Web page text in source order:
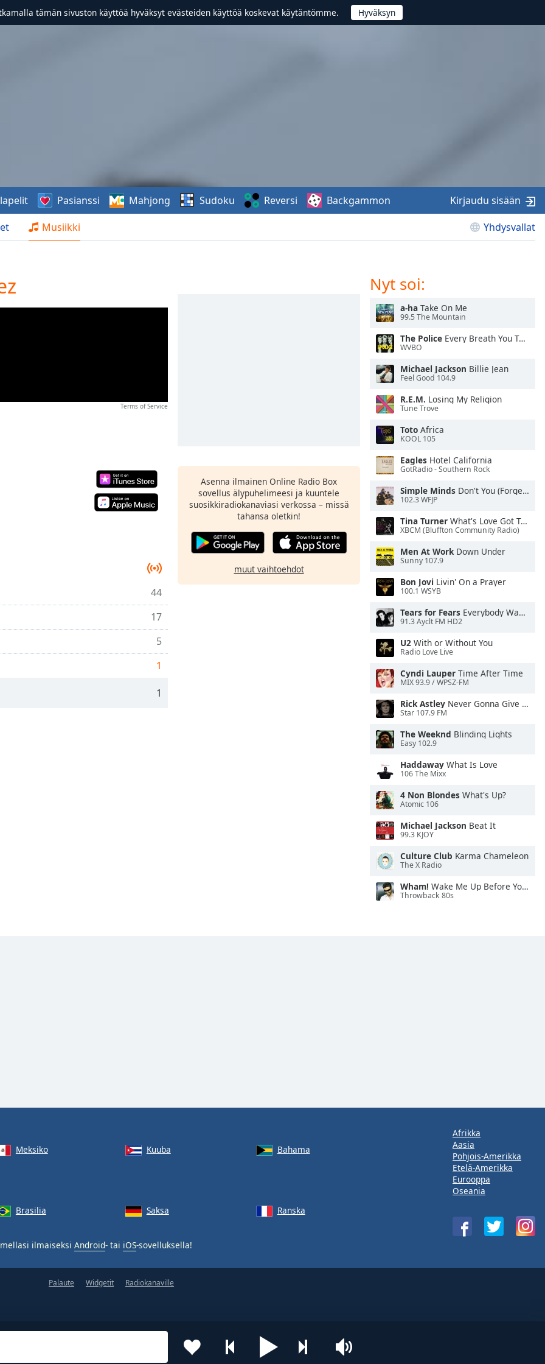
tämän sivuston käyttöä hyväksyt evästeiden käyttöä koskevat käytäntömme.
Musiikki Yhdysvallat
Pasianssi Mahjong Sudoku Reversi Backgammon Kirjaudu sisään
Terms of Service
44
17
5
1
1
Asenna ilmainen Online Radio Box
sovellus älypuhelimeesi ja kuuntele
suosikkiradiokanaviasi verkossa – missä
tahansa oletkin!
muut vaihtoehdot
Nyt soi:
a-ha Take On Me
99.5 The Mountain
The Police Every Breath You Take
WVBO
Michael Jackson Billie Jean
Feel Good 104.9
R.E.M. Losing My Religion
Tune Trove
Toto Africa
KOOL 105
Eagles Hotel California
GotRadio - Southern Rock
Simple Minds Don't You (Forget About Me)
102.3 WFJP
Tina Turner What's Love Got To Do With It
XBCM (Bluffton Community Radio)
Men At WorkDown Under
Sunny 107.9
Bon Jovi Livin' On a Prayer
100.1 WSYB
Tears for Fears Everybody Wants To Rule the World
91.3 Ayclt FM HD2
U2 With or Without You
Radio Love Live
Cyndi Lauper Time After Time
MIX 93.9 / WPSZ-FM
Rick Astley Never Gonna Give You Up
Star 107.9 FM
The Weeknd Blinding Lights
Easy 102.9
Haddaway What Is Love
106 The Mixx
4 Non Blondes What's Up?
Atomic 106
Michael Jackson Beat It
99.3 KJOY
Culture Club Karma Chameleon
The X Radio
Wham! Wake Me Up Before You Go-Go
Throwback 80s
Meksiko Kuuba
Bahama
Brasilia Saksa Ranska
ilmaiseksi Android- tai iOS-sovelluksella!
Afrikka
Aasia
Pohjois-Amerikka
Etelä-Amerikka
Eurooppa
Oseania
Palaute Widgetit Radiokanaville